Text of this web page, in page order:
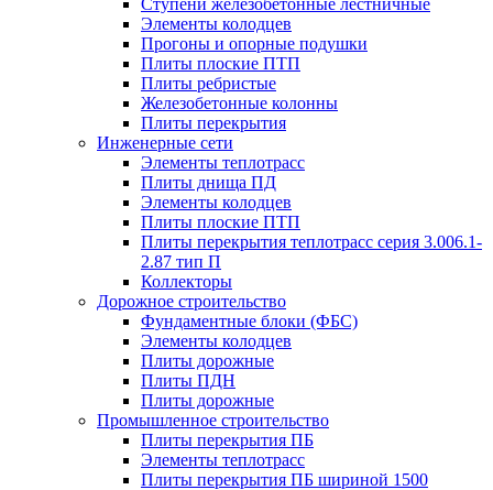
Ступени железобетонные лестничные
Элементы колодцев
Прогоны и опорные подушки
Плиты плоские ПТП
Плиты ребристые
Железобетонные колонны
Плиты перекрытия
Инженерные сети
Элементы теплотрасс
Плиты днища ПД
Элементы колодцев
Плиты плоские ПТП
Плиты перекрытия теплотрасс серия 3.006.1-
2.87 тип П
Коллекторы
Дорожное строительство
Фундаментные блоки (ФБС)
Элементы колодцев
Плиты дорожные
Плиты ПДН
Плиты дорожные
Промышленное строительство
Плиты перекрытия ПБ
Элементы теплотрасс
Плиты перекрытия ПБ шириной 1500